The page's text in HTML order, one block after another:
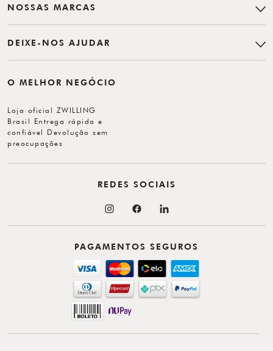
NOSSAS MARCAS
DEIXE-NOS AJUDAR
O MELHOR NEGÓCIO
Loja oficial ZWILLING
Brasil Entrega rápida e
confiável Devolução sem
preocupações
PAGAMENTOS SEGUROS
REDES SOCIAIS